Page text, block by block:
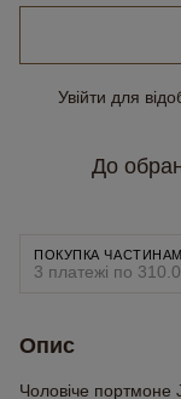
Увійти для
До
ПОКУПКА
3 платежі по
Опис
Чоловіче портмоне